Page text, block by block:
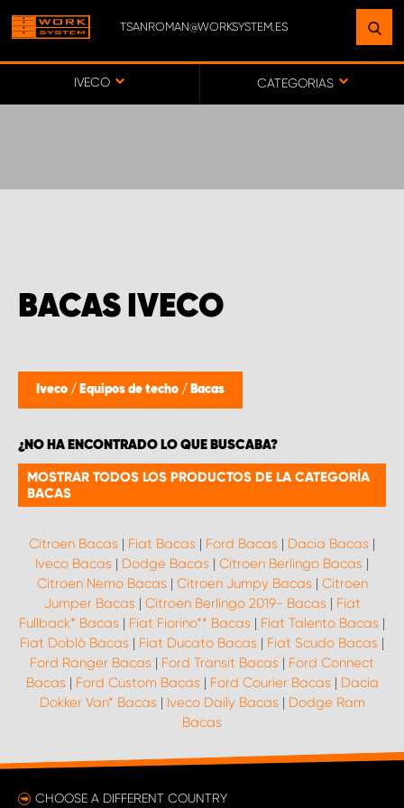
TSANROMAN@WORKSYSTEM.ES
IVECO CATEGORIAS
BACAS IVECO
Iveco / Equipos de techo / Bacas
¿NO HA ENCONTRADO LO QUE BUSCABA?
MOSTRAR TODOS LOS PRODUCTOS DE LA CATEGORÍA
BACAS
Citroen Bacas | Fiat Bacas | Ford Bacas | Dacia Bacas |
Iveco Bacas | Dodge Bacas | Citroen Berlingo Bacas |
Citroen Nemo Bacas | Citroen Jumpy Bacas | Citroen
Jumper Bacas | Citroen Berlingo 2019- Bacas | Fiat
Fullback* Bacas | Fiat Fiorino** Bacas | Fiat Talento Bacas |
Fiat Doblò Bacas | Fiat Ducato Bacas | Fiat Scudo Bacas |
Ford Ranger Bacas | Ford Transit Bacas | Ford Connect
Bacas | Ford Custom Bacas | Ford Courier Bacas | Dacia
Dokker Van* Bacas | Iveco Daily Bacas | Dodge Ram
Bacas
CHOOSE A DIFFERENT COUNTRY
ENCUENTRE UNA INSTALACIÓN
CERCA DE USTED